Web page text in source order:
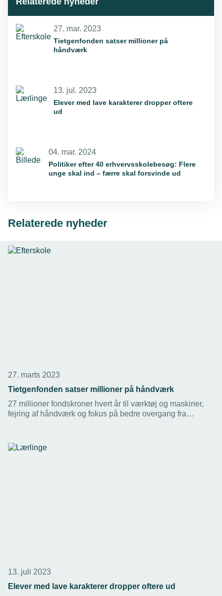
27. mar. 2023
Tietgenfonden satser millioner på
håndværk
13. jul. 2023
Elever med lave karakterer dropper oftere
ud
04. mar. 2024
Politiker efter 40 erhvervsskolebesøg: Flere
unge skal ind – færre skal forsvinde ud
Relaterede nyheder
27. marts 2023
Tietgenfonden satser millioner på håndværk
27 millioner fondskroner hvert år til værktøj og maskiner,
fejring af håndværk og fokus på bedre overgang fra
erhvervsuddannelser de kommende fem år.
13. juli 2023
Elever med lave karakterer dropper oftere ud